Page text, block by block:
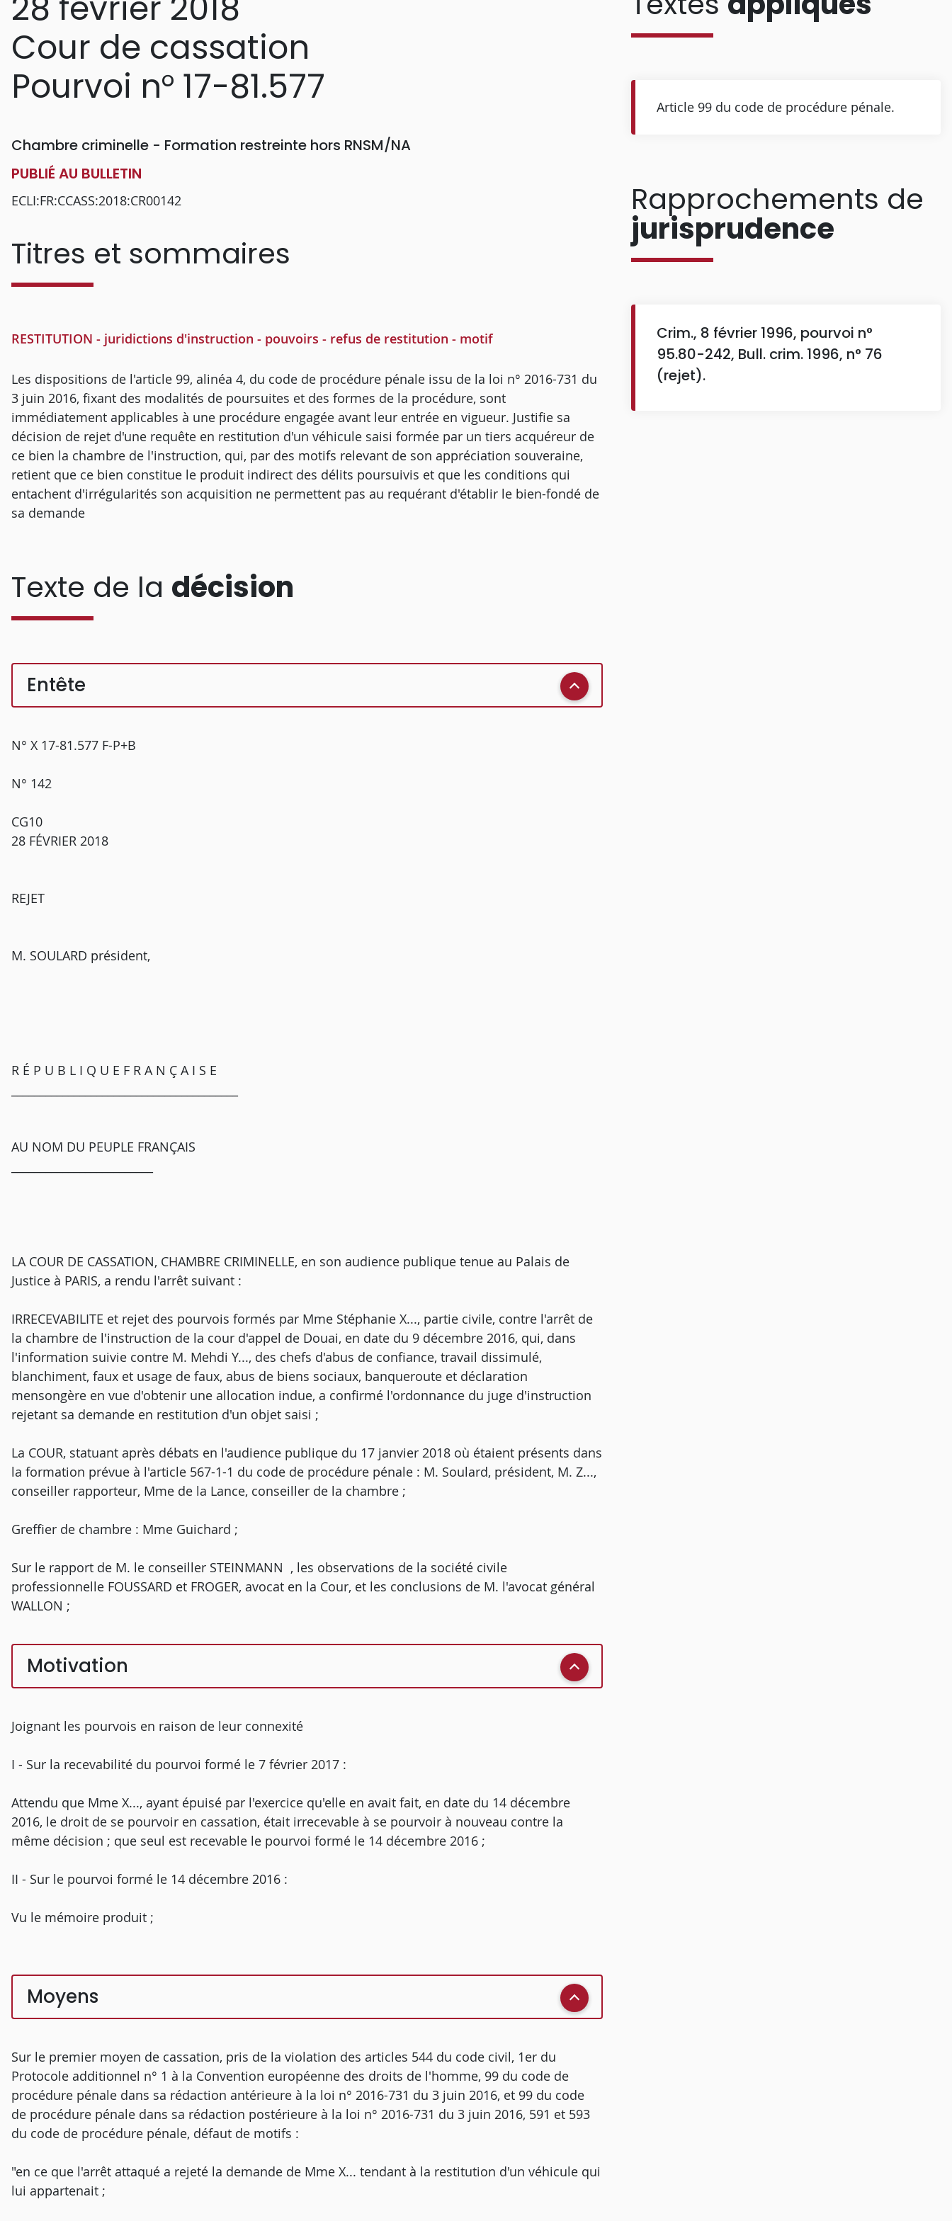
Cour de cassation
Pourvoi n° 17-81.577
Chambre criminelle - Formation restreinte hors RNSM/NA
PUBLIÉ AU BULLETIN
ECLI:FR:CCASS:2018:CR00142
Titres et sommaires
RESTITUTION - juridictions d'instruction - pouvoirs - refus de restitution - motif
Les dispositions de l'article 99, alinéa 4, du code de procédure pénale issu de la loi n° 2016-731 du
3 juin 2016, fixant des modalités de poursuites et des formes de la procédure, sont
immédiatement applicables à une procédure engagée avant leur entrée en vigueur. Justifie sa
décision de rejet d'une requête en restitution d'un véhicule saisi formée par un tiers acquéreur de
ce bien la chambre de l'instruction, qui, par des motifs relevant de son appréciation souveraine,
retient que ce bien constitue le produit indirect des délits poursuivis et que les conditions qui
entachent d'irrégularités son acquisition ne permettent pas au requérant d'établir le bien-fondé de
sa demande
Texte de la décision
Entête
N° X 17-81.577 F-P+B
N° 142
CG10
28 FÉVRIER 2018
REJET
M. SOULARD président,
R É P U B L I Q U E F R A N Ç A I S E
AU NOM DU PEUPLE FRANÇAIS
LA COUR DE CASSATION, CHAMBRE CRIMINELLE, en son audience publique tenue au Palais de
Justice à PARIS, a rendu l'arrêt suivant :
IRRECEVABILITE et rejet des pourvois formés par Mme Stéphanie X..., partie civile, contre l'arrêt de
la chambre de l'instruction de la cour d'appel de Douai, en date du 9 décembre 2016, qui, dans
l'information suivie contre M. Mehdi Y..., des chefs d'abus de confiance, travail dissimulé,
blanchiment, faux et usage de faux, abus de biens sociaux, banqueroute et déclaration
mensongère en vue d'obtenir une allocation indue, a confirmé l'ordonnance du juge d'instruction
rejetant sa demande en restitution d'un objet saisi ;
La COUR, statuant après débats en l'audience publique du 17 janvier 2018 où étaient présents dans
la formation prévue à l'article 567-1-1 du code de procédure pénale : M. Soulard, président, M. Z...,
conseiller rapporteur, Mme de la Lance, conseiller de la chambre ;
Greffier de chambre : Mme Guichard ;
Sur le rapport de M. le conseiller STEINMANN , les observations de la société civile
professionnelle FOUSSARD et FROGER, avocat en la Cour, et les conclusions de M. l'avocat général
WALLON ;
Motivation
Joignant les pourvois en raison de leur connexité
I - Sur la recevabilité du pourvoi formé le 7 février 2017 :
Attendu que Mme X..., ayant épuisé par l'exercice qu'elle en avait fait, en date du 14 décembre
2016, le droit de se pourvoir en cassation, était irrecevable à se pourvoir à nouveau contre la
même décision ; que seul est recevable le pourvoi formé le 14 décembre 2016 ;
II - Sur le pourvoi formé le 14 décembre 2016 :
Vu le mémoire produit ;
Moyens
Sur le premier moyen de cassation, pris de la violation des articles 544 du code civil, 1er du
Protocole additionnel n° 1 à la Convention européenne des droits de l'homme, 99 du code de
procédure pénale dans sa rédaction antérieure à la loi n° 2016-731 du 3 juin 2016, et 99 du code
de procédure pénale dans sa rédaction postérieure à la loi n° 2016-731 du 3 juin 2016, 591 et 593
du code de procédure pénale, défaut de motifs :
"en ce que l'arrêt attaqué a rejeté la demande de Mme X... tendant à la restitution d'un véhicule qui
lui appartenait ;
Article 99 du code de procédure pénale.
Rapprochements de
jurisprudence
Crim., 8 février 1996, pourvoi n°
95.80-242, Bull. crim. 1996, n° 76
(rejet).